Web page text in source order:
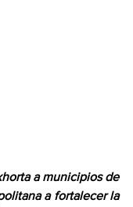
a municipios de
a fortalecer la